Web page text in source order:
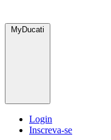
MyDucati
Login
Inscreva-se